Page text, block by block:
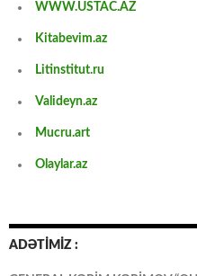
WWW.USTAC.AZ
Kitabevim.az
Litinstitut.ru
Valideyn.az
Mucru.art
Olaylar.az
ADƏTİMİZ :